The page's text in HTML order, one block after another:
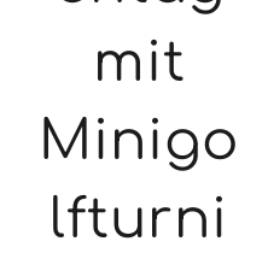
mit
Minigo
lfturni